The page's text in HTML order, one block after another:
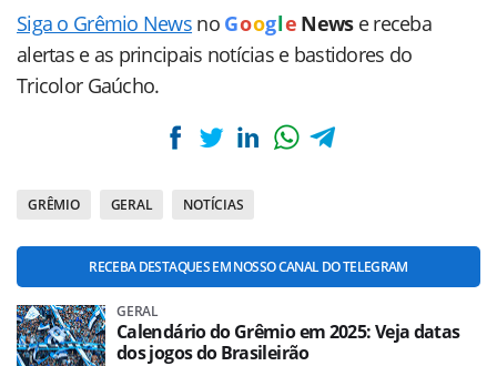
Siga o Grêmio News no Goog le News e receba
alertas e as principais notícias e bastidores do
Tricolor Gaúcho.
GRÊMIO GERAL NOTÍCIAS
RECEBA DESTAQUES EM NOSSO CANAL DO TELEGRAM
GERAL
Calendário do Grêmio em 2025: Veja datas
dos jogos do Brasileirão